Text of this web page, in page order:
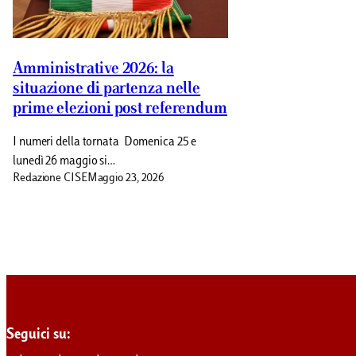
Amministrative 2026: la
situazione di partenza nelle
prime elezioni post referendum
I numeri della tornata Domenica 25 e
lunedì 26 maggio si…
Redazione CISEMaggio 23, 2026
Seguici su: